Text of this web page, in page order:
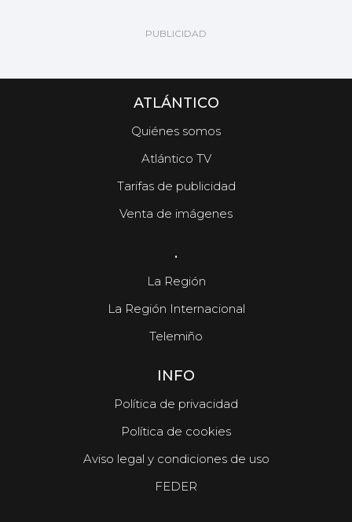
ATLÁNTICO
Quiénes somos
Atlántico TV
Tarifas de publicidad
Venta de imágenes
.
La Región
La Región Internacional
Telemiño
INFO
Política de privacidad
Política de cookies
Aviso legal y condiciones de uso
FEDER